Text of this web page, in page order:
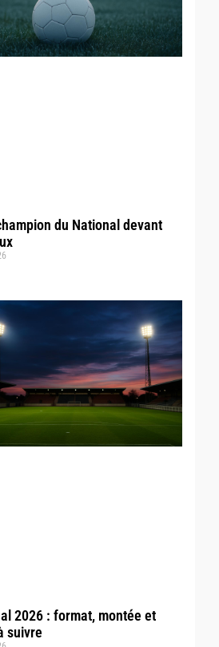
du National devant
2026 : format, montée et
suivre